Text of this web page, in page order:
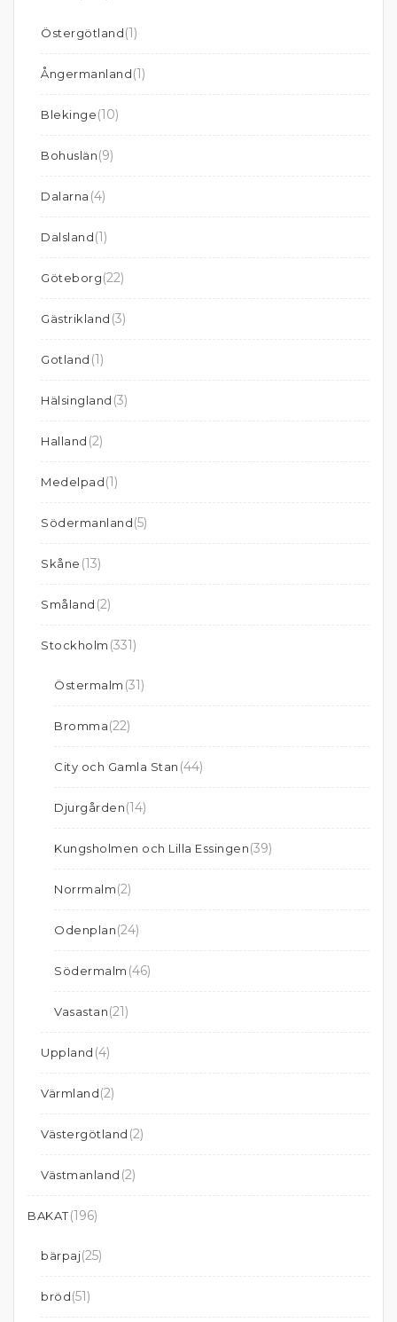
Östergötland(1)
Ångermanland(1)
Blekinge(10)
Bohuslän(9)
Dalarna (4)
Dalsland(1)
Göteborg(22)
Gästrikland (3)
Gotland (1)
Hälsingland (3)
Halland (2)
Medelpad(1)
Södermanland(5)
Skåne (13)
Småland (2)
Stockholm (331)
Östermalm (31)
Bromma(22)
City och Gamla Stan (44)
Djurgården(14)
Kungsholmen och Lilla Essingen(39)
Norrmalm(2)
Odenplan(24)
Södermalm (46)
Vasastan(21)
Uppland (4)
Värmland(2)
Västergötland (2)
Västmanland (2)
BAKAT(196)
bärpaj(25)
bröd(51)